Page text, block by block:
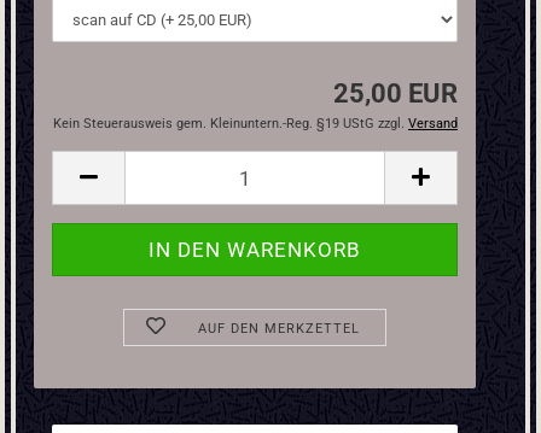
25,00 EUR
Kein Steuerausweis gem. Kleinuntern.-Reg. §19 UStG zzgl. Versand
AUF DEN MERKZETTEL